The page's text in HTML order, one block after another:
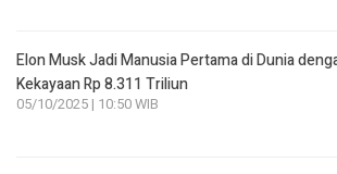
Elon Musk Jadi Manusia Pertama di Dunia
Kekayaan Rp 8.311 Triliun
05/10/2025 | 10:50 WIB